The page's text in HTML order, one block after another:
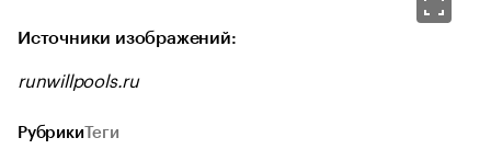
Источники изображений:
runwillpools.ru
РубрикиТеги